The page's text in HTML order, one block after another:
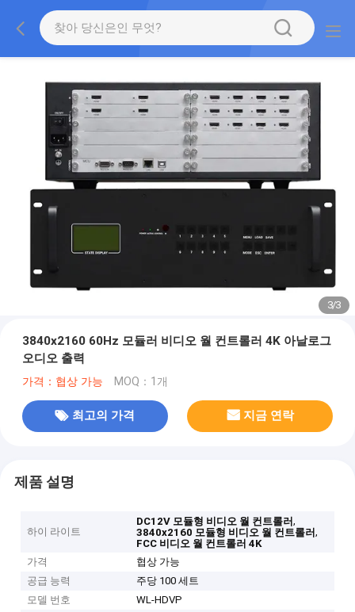
3/3
3840x2160 60Hz 모듈러 비디오 월 컨트롤러 4K 아날로그
오디오 출력
가격：협상 가능 MOQ：1개
최고의 가격 지금 연락
제품 설명
하이 라이트
DC12V 모듈형 비디오 월 컨트롤러,
3840x2160 모듈형 비디오 월 컨트롤러,
FCC 비디오 월 컨트롤러 4K
가격
협상 가능
공급 능력
주당 100 세트
모델 번호
WL-HDVP